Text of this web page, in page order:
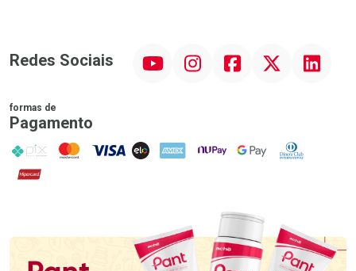
Redes Sociais InstagramFacebookTwitter Linkedin
formas de
Pagamento
PIX MasterCard
VISA ELO AMEX NuPay Google PayDiners Club
Hipercard
Promoção em Destaque